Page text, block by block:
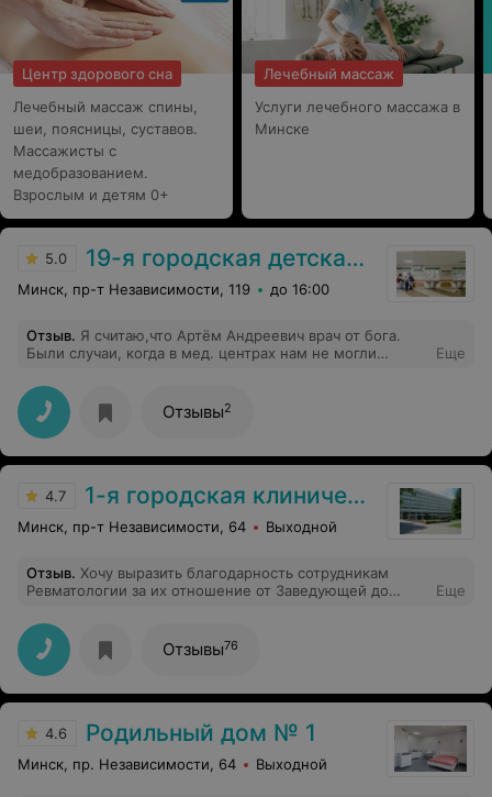
Центр здорового сна
Лечебный массаж спины,
шеи, поясницы, суставов.
Массажисты с
медобразованием.
Взрослым и детям 0+
Лечебный массаж
Услуги лечебного массажа в
Минске
5.0 19-я городская детская поликлиника
Минск, пр-т Независимости, 119 до 16:00
Отзыв. Я считаю,что Артём Андреевич врач от бога.
Были случаи, когда в мед. центрах нам не могли
поставил правильный диагноз. Очень грамотный врач.
Еще
Отзывы2
4.7 1-я городская клиническая больница
Минск, пр-т Независимости, 64 Выходной
Отзыв. Хочу выразить благодарность сотрудникам
Ревматологии за их отношение от Заведующей до
рефлексотерапевта Викторию Александровну за ее
компетентность и неподдельное желание помочь,
после 8 сеанса был виден результат ее стараний. Жаль
нет платных услуг либо посещение этого кабинета по
страхованию. Еще хочется отметить золотые руки
Еще
Отзывы76
4.6 Родильный дом № 1
Минск, пр. Независимости, 64 Выходной